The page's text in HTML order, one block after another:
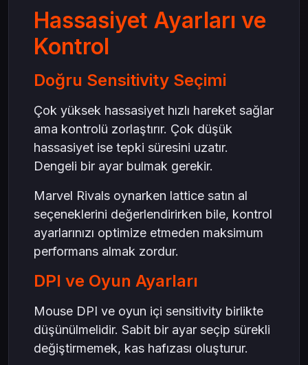
Hassasiyet Ayarları ve
Kontrol
Doğru Sensitivity Seçimi
Çok yüksek hassasiyet hızlı hareket sağlar
ama kontrolü zorlaştırır. Çok düşük
hassasiyet ise tepki süresini uzatır.
Dengeli bir ayar bulmak gerekir.
Marvel Rivals oynarken lattice satın al
seçeneklerini değerlendirirken bile, kontrol
ayarlarınızı optimize etmeden maksimum
performans almak zordur.
DPI ve Oyun Ayarları
Mouse DPI ve oyun içi sensitivity birlikte
düşünülmelidir. Sabit bir ayar seçip sürekli
değiştirmemek, kas hafızası oluşturur.